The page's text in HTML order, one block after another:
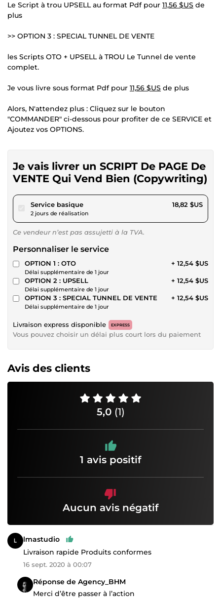
Le Script à trou UPSELL au format Pdf pour 11,56 $US de
plus
>> OPTION 3 : SPECIAL TUNNEL DE VENTE
les Scripts OTO + UPSELL à TROU Le Tunnel de vente
complet.
Je vous livre sous format Pdf pour 11,56 $US de plus
Alors, N'attendez plus : Cliquez sur le bouton
"COMMANDER" ci-dessous pour profiter de ce SERVICE et
Ajoutez vos OPTIONS.
Je vais livrer un SCRIPT De PAGE De
VENTE Qui Vend Bien (Copywriting)
Service basiquepour 17,34 $US
2 jours de réalisation
18,82 $US
Ce vendeur n’est pas assujetti à la TVA.
Personnaliser le service
OPTION 1 : OTO
Délai supplémentaire de 1 jour
+ 12,54 $US
OPTION 2 : UPSELL
Délai supplémentaire de 1 jour
+ 12,54 $US
OPTION 3 : SPECIAL TUNNEL DE VENTE
Délai supplémentaire de 1 jour
+ 12,54 $US
Livraison express disponible EXPRESS
Vous pouvez choisir un délai plus court lors du paiement
Avis des clients
5,0 (1)
1 avis positif
Aucun avis négatif
lmastudio
Livraison rapide Produits conformes
16 sept. 2020 à 00:07
Réponse de Agency_BHM
Merci d’être passer à l’action